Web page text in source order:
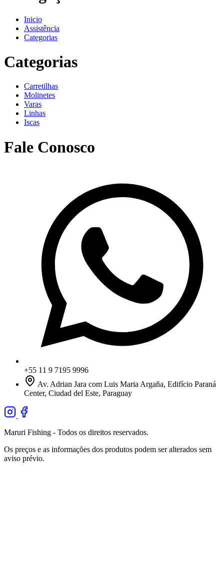
Inicio
Assistência
Categorias
Categorias
Carretilhas
Molinetes
Varas
Linhas
Iscas
Fale Conosco
+55 11 9 7195 9996
Av. Adrian Jara com Luis Maria Argaña, Edifício Paraná
Center, Ciudad del Este, Paraguay
Maruri Fishing - Todos os direitos reservados.
Os preços e as informações dos produtos podem ser alterados sem
aviso prévio.